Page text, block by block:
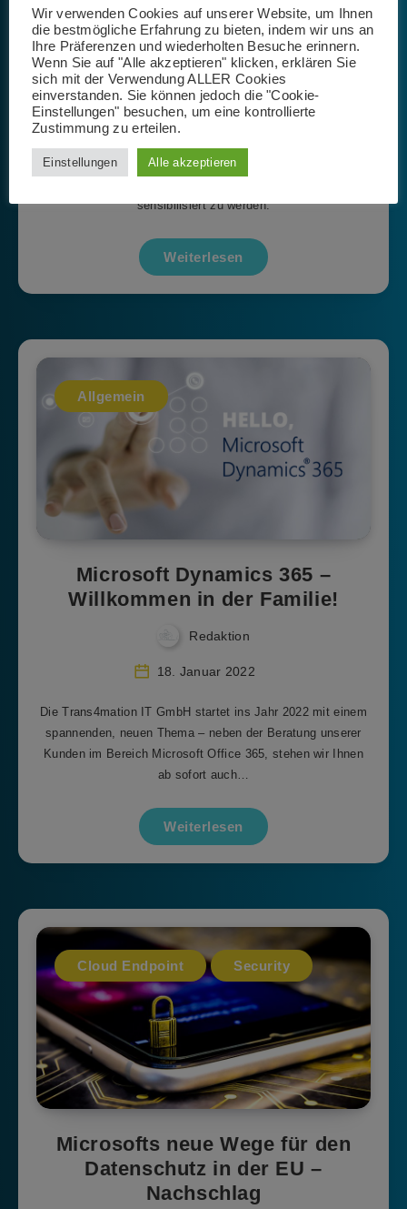
Sicherheit im Alltag
Redaktion
15. März 2022
Umgang mit Computer, Notebook, Smartphone oder Tablet
sensibilisiert zu werden.
Weiterlesen
Allgemein
Microsoft Dynamics 365 –
Willkommen in der Familie!
Redaktion
18. Januar 2022
Die Trans4mation IT GmbH startet ins Jahr 2022 mit einem
spannenden, neuen Thema – neben der Beratung unserer
Kunden im Bereich Microsoft Office 365, stehen wir Ihnen
ab sofort auch…
Weiterlesen
Cloud Endpoint Security
Microsofts neue Wege für den
Datenschutz in der EU –
Nachschlag
Wir verwenden Cookies auf unserer Website, um Ihnen
die bestmögliche Erfahrung zu bieten, indem wir uns an
Ihre Präferenzen und wiederholten Besuche erinnern.
Wenn Sie auf "Alle akzeptieren" klicken, erklären Sie
sich mit der Verwendung ALLER Cookies
einverstanden. Sie können jedoch die "Cookie-
Einstellungen" besuchen, um eine kontrollierte
Zustimmung zu erteilen.
Einstellungen Alle akzeptieren